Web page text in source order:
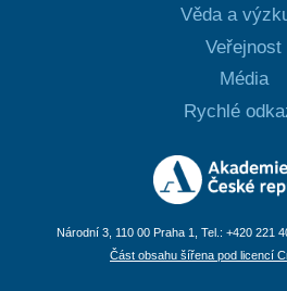
Věda a
Veřejnost
Média
Rychlé
Národní 3, 110 00 Praha 1, Tel.: +420 221
Část obsahu šířena pod licencí